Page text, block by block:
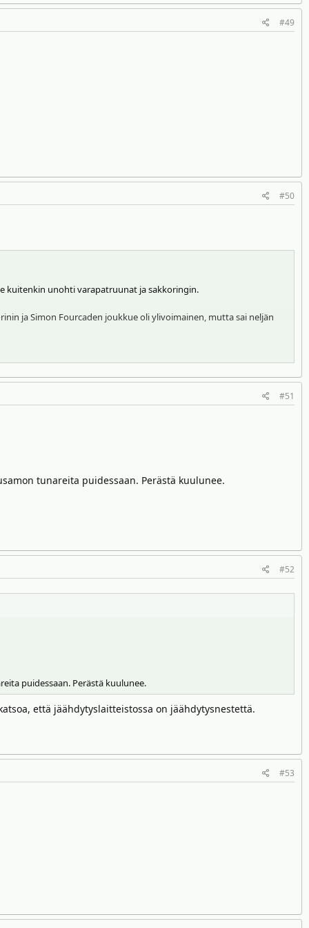
#49
#50
kuitenkin unohti varapatruunat ja sakkoringin.
ja Simon Fourcaden joukkue oli ylivoimainen, mutta sai neljän
#51
tunareita puidessaan. Perästä kuulunee.
#52
puidessaan. Perästä kuulunee.
että jäähdytyslaitteistossa on jäähdytysnestettä.
#53